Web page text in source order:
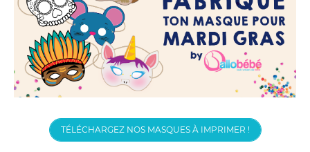
TÉLÉCHARGEZ NOS MASQUES À IMPRIMER !